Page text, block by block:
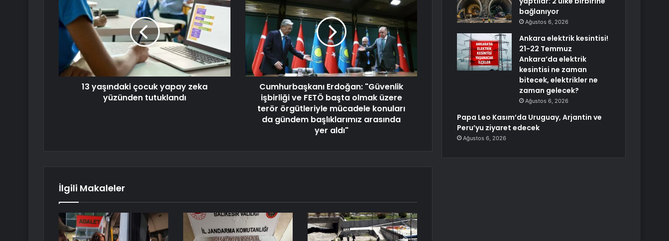
13 yaşındaki çocuk yapay zeka
yüzünden tutuklandı
Cumhurbaşkanı Erdoğan: "Güvenlik
işbirliği ve FETÖ başta olmak üzere
terör örgütleriyle mücadele konuları
da gündem başlıklarımız arasında
yer aldı"
İlgili Makaleler
bağlanıyor
Ağustos 6, 2026
Ankara elektrik kesintisi!
21-22 Temmuz
Ankara’da elektrik
kesintisi ne zaman
bitecek, elektrikler ne
zaman gelecek?
Ağustos 6, 2026
Papa Leo Kasım’da Uruguay, Arjantin ve
Peru’yu ziyaret edecek
Ağustos 6, 2026